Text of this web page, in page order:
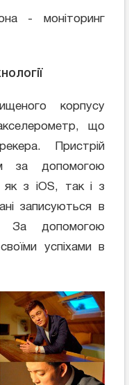
- моніторинг
корпусу
що
Пристрій
за допомогою
як з iOS, так і з
записуються в
За допомогою
успіхами в